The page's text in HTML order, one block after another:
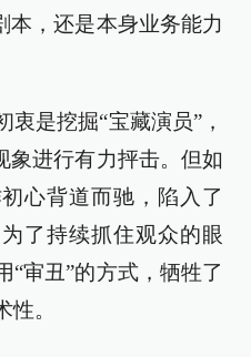
本，还是本身业务能力
是挖掘“宝藏演员”，
象进行有力抨击。但如
心背道而驰，陷入了
了持续抓住观众的眼
“审丑”的方式，牺牲了
。